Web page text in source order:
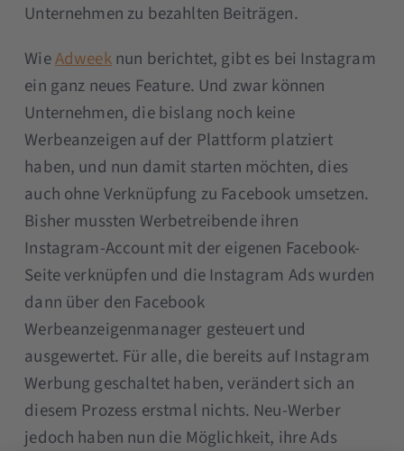
Unternehmen zu bezahlten Beiträgen.
WieAdweeknun berichtet, gibt es bei Instagram
ein ganz neues Feature. Und zwar können
Unternehmen, die bislang noch keine
Werbeanzeigen auf der Plattform platziert
haben, und nun damit starten möchten, dies
auch ohne Verknüpfung zu Facebook umsetzen.
Bisher mussten Werbetreibende ihren
Instagram-Account mit der eigenen Facebook-
Seite verknüpfen und die Instagram Ads wurden
dann über den Facebook
Werbeanzeigenmanager gesteuert und
ausgewertet. Für alle, die bereits auf Instagram
Werbung geschaltet haben, verändert sich an
diesem Prozess erstmal nichts. Neu-Werber
jedoch haben nun die Möglichkeit, ihre Ads